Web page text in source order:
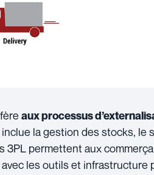
aux processus
la gestion des stocks, le
permettent aux
les outils et infrastructure